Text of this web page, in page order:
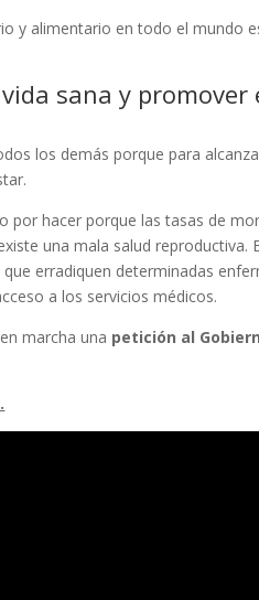
y alimentario en todo el mundo
sana y
los demás porque para
por hacer porque las tasas de
una mala salud
erradiquen determinadas
a los servicios médicos.
marcha una petición al